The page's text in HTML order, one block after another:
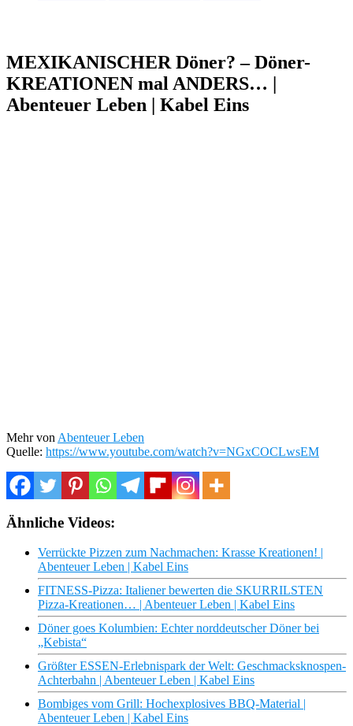
MEXIKANISCHER Döner? – Döner-
KREATIONEN mal ANDERS… |
Abenteuer Leben | Kabel Eins
Mehr von Abenteuer Leben
Quelle: https://www.youtube.com/watch?v=NGxCOCLwsEM
Ähnliche Videos:
Verrückte Pizzen zum Nachmachen: Krasse Kreationen! |
Abenteuer Leben | Kabel Eins
FITNESS-Pizza: Italiener bewerten die SKURRILSTEN
Pizza-Kreationen… | Abenteuer Leben | Kabel Eins
Döner goes Kolumbien: Echter norddeutscher Döner bei
„Kebista“
Größter ESSEN-Erlebnispark der Welt: Geschmacksknospen-
Achterbahn | Abenteuer Leben | Kabel Eins
Bombiges vom Grill: Hochexplosives BBQ-Material |
Abenteuer Leben | Kabel Eins